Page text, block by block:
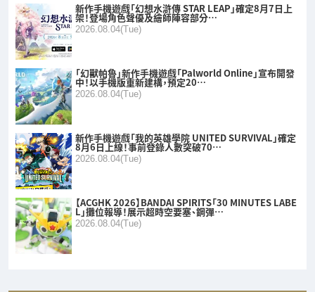
新作手機遊戲「幻想水滸傳 STAR LEAP」確定8月7日上
架！登場角色聲優及繪師陣容部分…
2026.08.04(Tue)
「幻獸帕魯」新作手機遊戲「Palworld Online」宣布開發
中！以手機版重新建構，預定20…
2026.08.04(Tue)
新作手機遊戲「我的英雄學院 UNITED SURVIVAL」確定
8月6日上線！事前登錄人數突破70…
2026.08.04(Tue)
【ACGHK 2026】BANDAI SPIRITS「30 MINUTES LABE
L」攤位報導！展示超時空要塞、鋼彈…
2026.08.04(Tue)